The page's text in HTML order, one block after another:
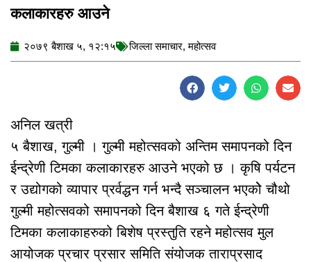
कलाकारहरु आउने
२०७९ बैशाख ५, १२:१५ जिल्ला समाचार,महोत्सव
अनिल खत्री
५ बैशाख, गुल्मी । गुल्मी महोत्सवको अन्तिम समापनको दिन
ईन्द्रेणी टिमका कलाकारहरु आउने भएको छ । कृषि पर्यटन
र उद्योगको व्यापार प्रर्वद्धन गर्न भन्दै सञ्चालन भएकोे चौथो
गुल्मी महोत्सवको समापनको दिन बैशाख ६ गते ईन्द्रेणी
टिमका कलाकाहरुको बिशेष प्रस्तुति रहने महोत्सव मुल
आयोजक प्रचार प्रसार समिति संयोजक ताराप्रसाद